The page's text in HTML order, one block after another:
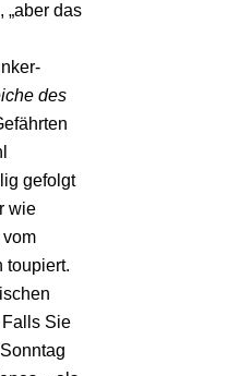
„aber das
des
gefolgt
wie
toupiert.
Falls Sie